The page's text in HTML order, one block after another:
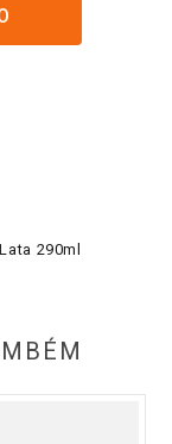
290ml